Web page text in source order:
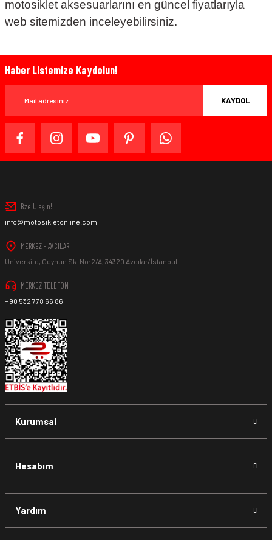
motosiklet aksesuarlarını en güncel fiyatlarıyla
web sitemizden inceleyebilirsiniz.
Haber Listemize Kaydolun!
KAYDOL
Bize Ulaşın!
info@motosikletonline.com
MERKEZ - AVCILAR
Üniversite, Ceyhun Sk. No:2/A, 34320 Avcılar/İstanbul
MERKEZ TELEFON
+90 532 778 66 86
Kurumsal
Hesabım
Yardım